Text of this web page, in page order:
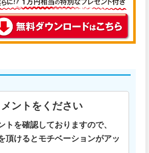
ントをください
トを確認しておりますので、
頂けるとモチベーションがアッ